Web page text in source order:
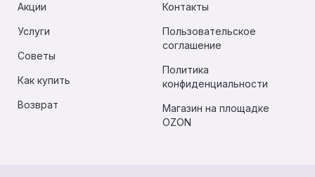
Акции
Услуги
Советы
Как купить
Возврат
Контакты
Пользовательское
соглашение
Политика
конфиденциальности
Магазин на площадке
OZON